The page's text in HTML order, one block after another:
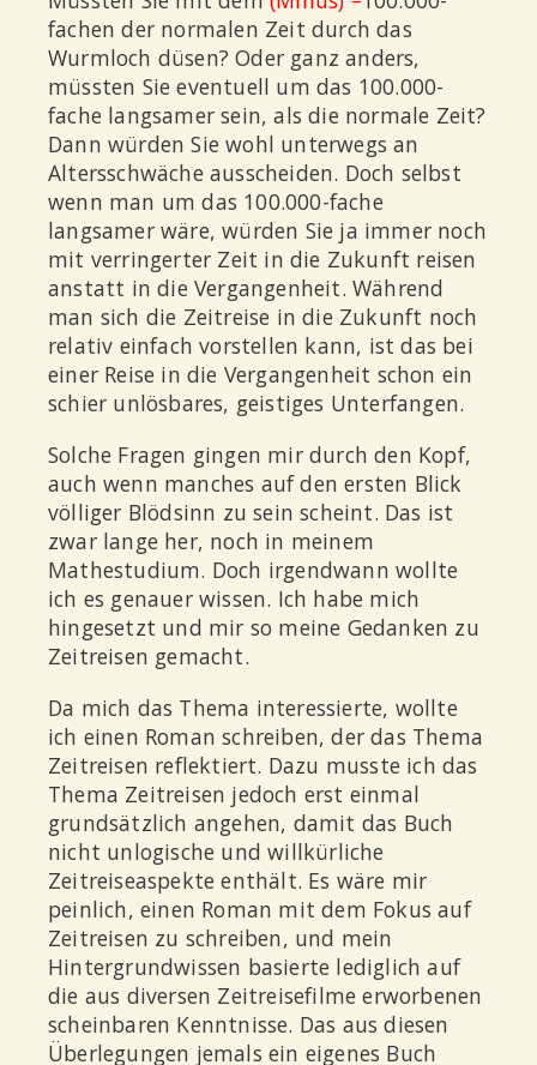
fachen der normalen Zeit durch das
Wurmloch düsen? Oder ganz anders,
müssten Sie eventuell um das 100.000-
fache langsamer sein, als die normale Zeit?
Dann würden Sie wohl unterwegs an
Altersschwäche ausscheiden. Doch selbst
wenn man um das 100.000-fache
langsamer wäre, würden Sie ja immer noch
mit verringerter Zeit in die Zukunft reisen
anstatt in die Vergangenheit. Während
man sich die Zeitreise in die Zukunft noch
relativ einfach vorstellen kann, ist das bei
einer Reise in die Vergangenheit schon ein
schier unlösbares, geistiges Unterfangen.
Solche Fragen gingen mir durch den Kopf,
auch wenn manches auf den ersten Blick
völliger Blödsinn zu sein scheint. Das ist
zwar lange her, noch in meinem
Mathestudium. Doch irgendwann wollte
ich es genauer wissen. Ich habe mich
hingesetzt und mir so meine Gedanken zu
Zeitreisen gemacht.
Da mich das Thema interessierte, wollte
ich einen Roman schreiben, der das Thema
Zeitreisen reflektiert. Dazu musste ich das
Thema Zeitreisen jedoch erst einmal
grundsätzlich angehen, damit das Buch
nicht unlogische und willkürliche
Zeitreiseaspekte enthält. Es wäre mir
peinlich, einen Roman mit dem Fokus auf
Zeitreisen zu schreiben, und mein
Hintergrundwissen basierte lediglich auf
die aus diversen Zeitreisefilme erworbenen
scheinbaren Kenntnisse. Das aus diesen
Überlegungen jemals ein eigenes Buch